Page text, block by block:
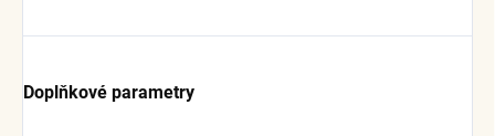
Doplňkové parametry